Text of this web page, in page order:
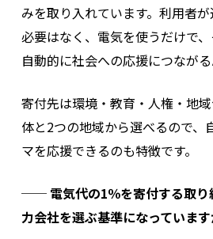
みを取り入れています。利用者
必要はなく、電気を使うだけで
自動的に社会への応援につながる
寄付先は環境・教育・人権・地
体と2つの地域から選べるので、
マを応援できるのも特徴です。
── 電気代の1％を寄付する取
力会社を選ぶ基準になっています